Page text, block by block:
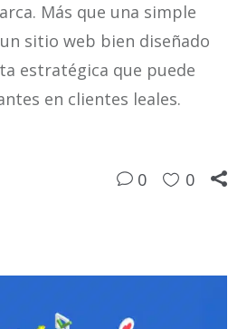
Más que una simple
sitio web bien diseñado
estratégica que puede
en clientes leales.
0 0